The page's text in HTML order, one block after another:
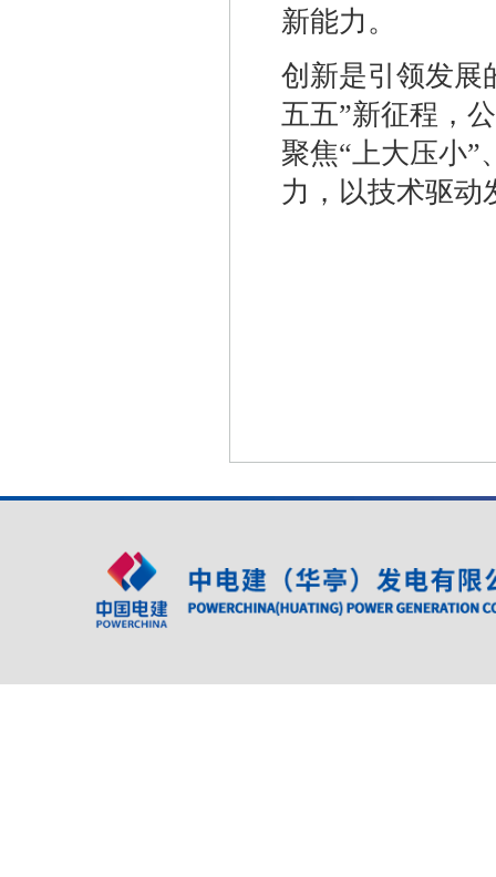
新能力。
创新是引领发展
五五”新征程，
聚焦“上大压小”
力，以技术驱动